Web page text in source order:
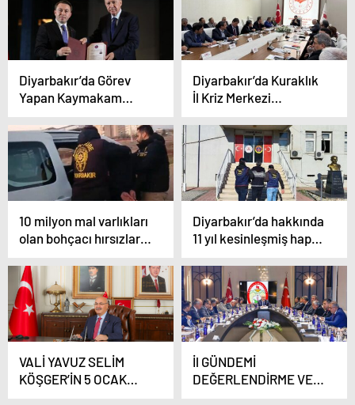
Diyarbakır’da Görev
Yapan Kaymakam
Verildi
Diyarbakır’da Kuraklık
İl Kriz Merkezi
10 milyon mal varlıkları
olan bohçacı hırsızlara
tutuklama
Diyarbakır’da hakkında
11 yıl kesinleşmiş hapis
yakalandı
VALİ YAVUZ SELİM
KÖŞGER’İN 5 OCAK
İl GÜNDEMİ
DEĞERLENDİRME VE